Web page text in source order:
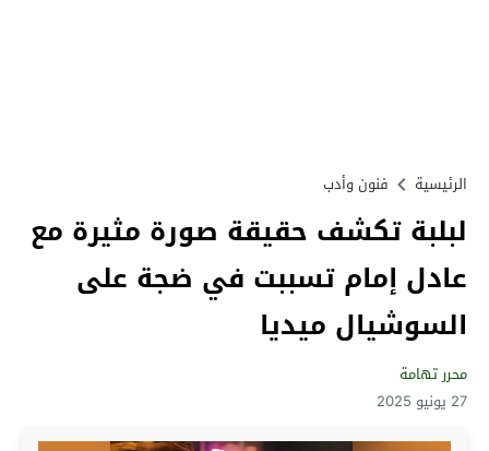
الرئيسية فنون وأدب
لبلبة تكشف حقيقة صورة مثيرة مع
عادل إمام تسببت في ضجة على
السوشيال ميديا
محرر تهامة
27 يونيو 2025